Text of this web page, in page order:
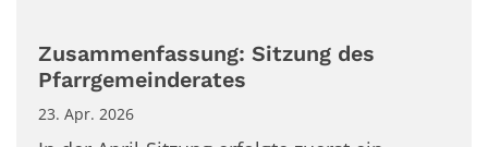
Zusammenfassung: Sitzung des
Pfarrgemeinderates
23. Apr. 2026